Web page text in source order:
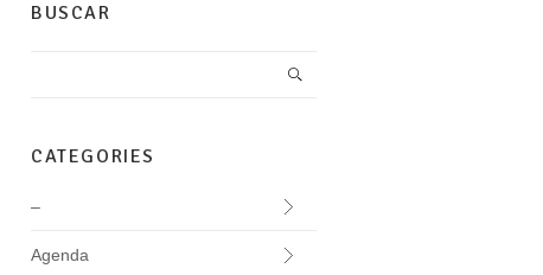
BUSCAR
CATEGORIES
–
Agenda